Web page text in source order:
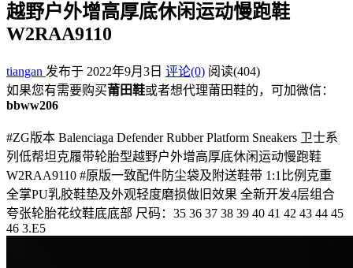
越野户外增高厚底休闲运动慢跑鞋
W2RAA9110
tiangan 发布于 2022年9月3日 评论(0) 阅读(404)
如果您有需要购买莆田鞋或者想代理莆田鞋的，可加微信：
bbww206
#ZG版本 Balenciaga Defender Rubber Platform Sneakers 卫士系
列低帮坦克履带轮胎型越野户外增高厚底休闲运动慢跑鞋
W2RAA9110 #原版一致配件防尘袋及附送鞋带 1:1比例克重
全掌PU乳胶鞋垫及外观轻度磨损做旧效果 全新开发4层组合
夸张轮胎花纹鞋底底部 尺码：35 36 37 38 39 40 41 42 43 44 45
46 3.E5